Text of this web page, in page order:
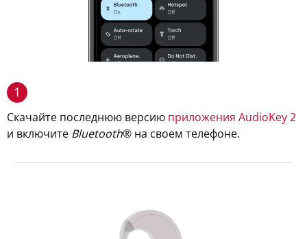
1
Скачайте последнюю версию приложения AudioKey 2
и включите Bluetooth® на своем телефоне.